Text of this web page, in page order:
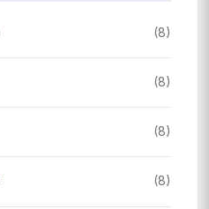
(8)
(8)
(8)
(8)